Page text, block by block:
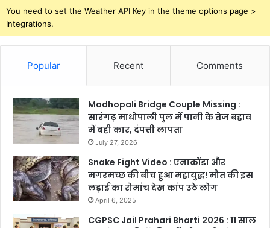
You need to set the Weather API Key in the theme options page >
Integrations.
Popular Recent Comments
Madhopali Bridge Couple Missing :
सारंगढ़ माधोपाली पुल में पानी के तेज बहाव
में बही कार, दंपत्ती लापता
July 27, 2026
Snake Fight Video : एनाकोंडा और
मगरमच्छ की बीच हुआ महायुद्ध! मौत की इस
लड़ाई का रोमांच देख कांप उठे लोग
April 6, 2025
CGPSC Jail Prahari Bharti 2026 : 11 साल